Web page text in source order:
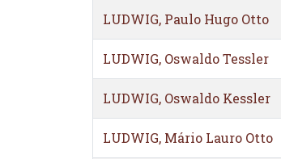
LUDWIG, Paulo Hugo Otto
LUDWIG, Oswaldo Tessler
LUDWIG, Oswaldo Kessler
LUDWIG, Mário Lauro Otto